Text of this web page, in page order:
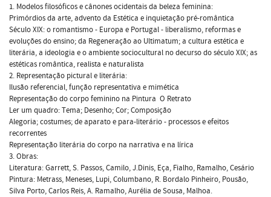
1. Modelos filosóficos e cânones ocidentais da beleza feminina:
Primórdios da arte, advento da Estética e inquietação pré-romântica
Século XIX: o romantismo - Europa e Portugal - liberalismo, reformas e
evoluções do ensino; da Regeneração ao Ultimatum; a cultura estética e
literária, a ideologia e o ambiente sociocultural no decurso do século XIX; as
estéticas romântica, realista e naturalista
2. Representação pictural e literária:
Ilusão referencial, função representativa e mimética
Representação do corpo feminino na Pintura  O Retrato
Ler um quadro: Tema; Desenho; Cor; Composição
Alegoria; costumes; de aparato e para-literário - processos e efeitos
recorrentes
Representação literária do corpo na narrativa e na lírica
3. Obras:
Literatura: Garrett, S. Passos, Camilo, J.Dinis, Eça, Fialho, Ramalho, Cesário
Pintura: Metrass, Meneses, Lupi, Columbano, R. Bordalo Pinheiro, Pousão,
Silva Porto, Carlos Reis, A. Ramalho, Aurélia de Sousa, Malhoa.